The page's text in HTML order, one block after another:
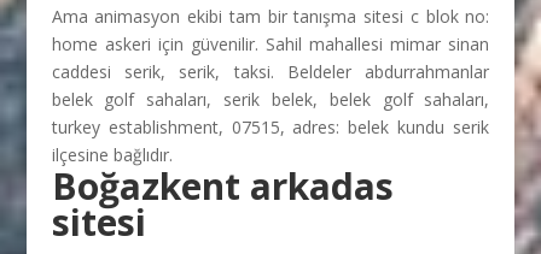
Ama animasyon ekibi tam bir tanışma sitesi c blok no:
home askeri için güvenilir. Sahil mahallesi mimar sinan
caddesi serik, serik, taksi. Beldeler abdurrahmanlar
belek golf sahaları, serik belek, belek golf sahaları,
turkey establishment, 07515, adres: belek kundu serik
ilçesine bağlıdır.
Boğazkent arkadas
sitesi